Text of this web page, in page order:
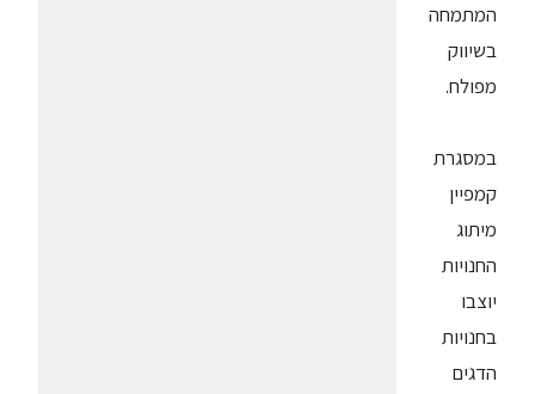
המתמחה
בשיווק
מפולח.
במסגרת
קמפיין
מיתוג
החנויות
יוצבו
בחנויות
הדגים